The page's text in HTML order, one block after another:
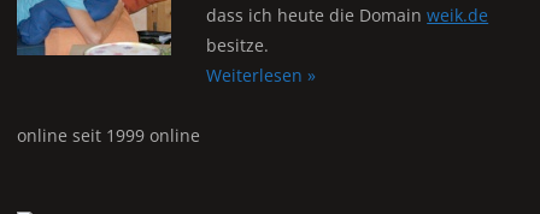
dass ich heute die Domainweik.de
besitze.
Weiterlesen »
online seit 1999 online